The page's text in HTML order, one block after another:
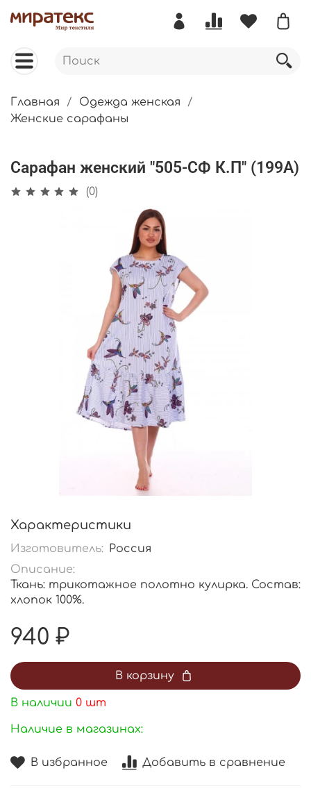
Главная
Одежда женская
Женские сарафаны
Сарафан женский "505-СФ К.П" (199А)
(0)
В избранное Добавить в сравнение
Характеристики
Изготовитель: Россия
Описание:
Ткань: трикотажное полотно кулирка. Состав:
хлопок 100%.
940 ₽
В корзину
В наличии 0 шт
Наличие в магазинах: